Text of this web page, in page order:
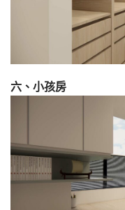
六、小孩房